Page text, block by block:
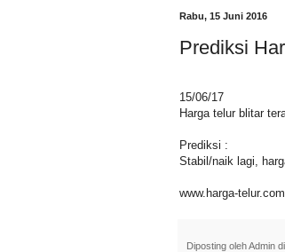
Rabu, 15 Juni 2016
Prediksi
15/06/17
Harga telur blitar
Prediksi :
Stabil/naik lagi,
www.harga-telur.com
Diposting olehAdmin di